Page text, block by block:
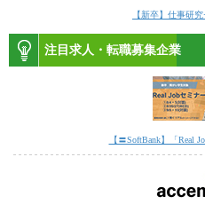
【新卒】仕事研
注目求人・転職募集企業
【〓SoftBank】「Real